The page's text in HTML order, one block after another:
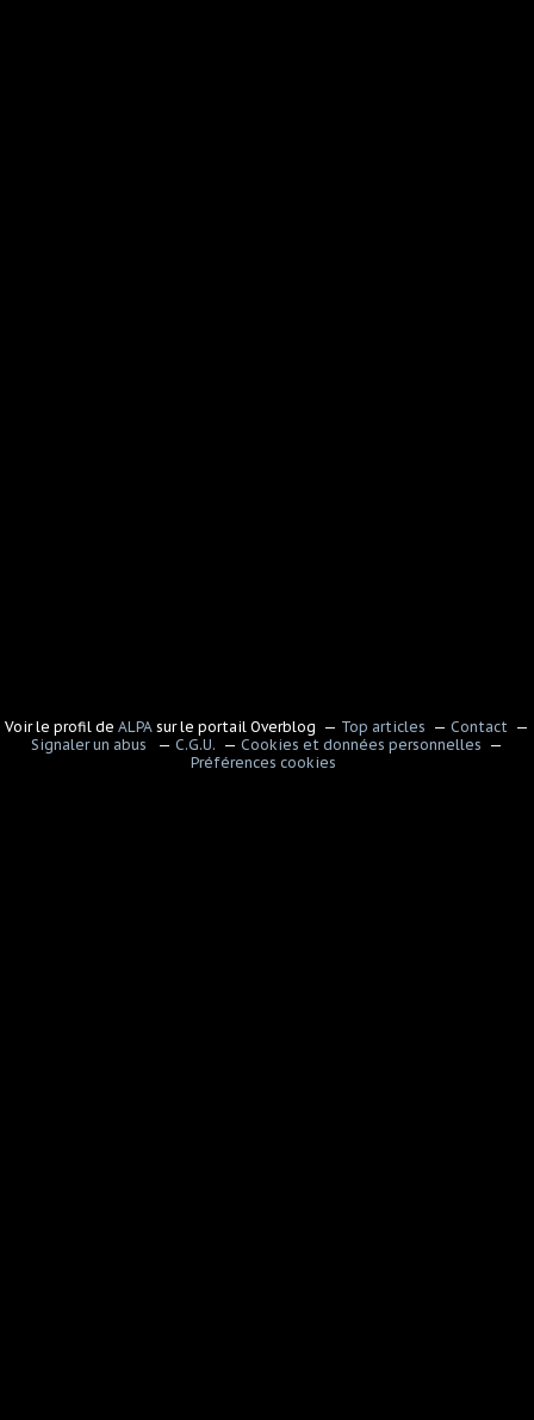
Voir le profil de ALPA sur le portail Overblog Top articles
Contact
Signaler un abus
C.G.U.
Cookies et données personnelles
Préférences cookies